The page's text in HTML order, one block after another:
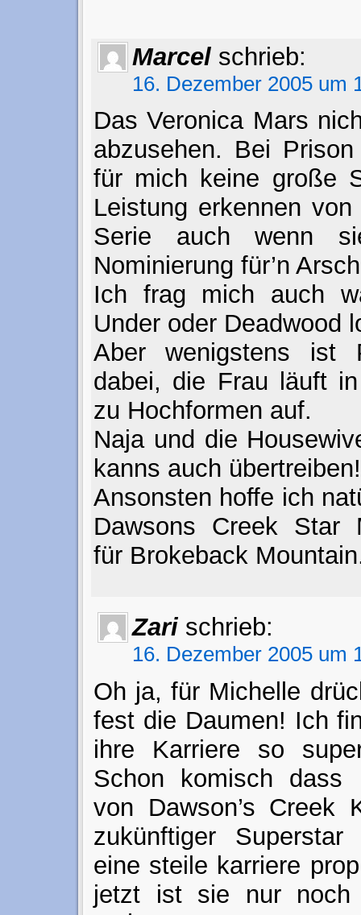
Marcel schrieb:
16. Dezember 2005 um
Das Veronica Mars
abzusehen. Bei
für mich keine große
Leistung erkennen
Serie auch wenn
Nominierung für’n
Ich frag mich auch
Under oder Deadwood
Aber wenigstens ist
dabei, die Frau läuft
zu Hochformen auf.
Naja und die
kanns auch übertreiben!
Ansonsten hoffe ich
Dawsons Creek Star
für Brokeback
Zari schrieb:
16. Dezember 2005 um
Oh ja, für Michelle
fest die Daumen! Ich
ihre Karriere so
Schon komisch dass
von Dawson’s Creek
zukünftiger
eine steile karriere
jetzt ist sie nur noch